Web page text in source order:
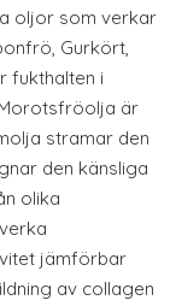
oljor som verkar
Gurkört,
fukthalten i
är
stramar den
den känsliga
olika
jämförbar
av collagen